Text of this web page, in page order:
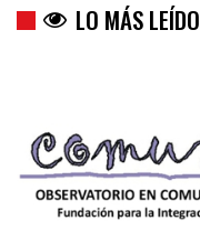
LO MÁS LEÍDO